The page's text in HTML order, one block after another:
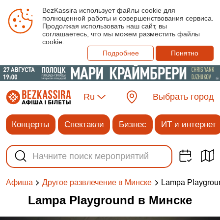
BezKassira использует файлы cookie для
полноценной работы и совершенствования сервиса.
Продолжая использовать наш сайт, вы
соглашаетесь, что мы можем разместить файлы
cookie.
Подробнее
Понятно
Ru Выбрать город
Концерты Спектакли Бизнес ИТ и интернет
Афиша Другое развлечение в Минске Lampa
Lampa Playground в Минске